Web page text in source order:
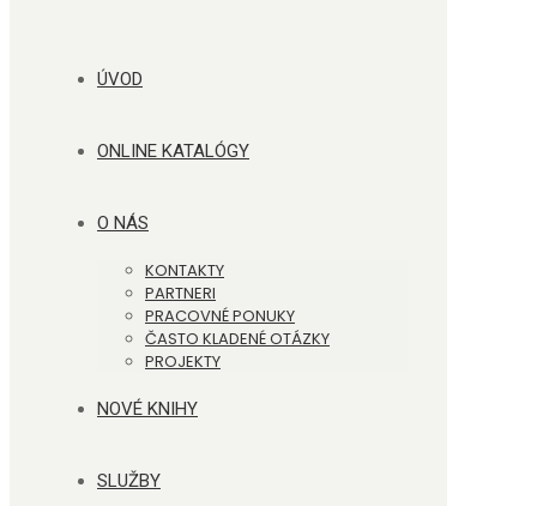
ÚVOD
ONLINE KATALÓGY
O NÁS
KONTAKTY
PARTNERI
PRACOVNÉ PONUKY
ČASTO KLADENÉ OTÁZKY
PROJEKTY
NOVÉ KNIHY
SLUŽBY